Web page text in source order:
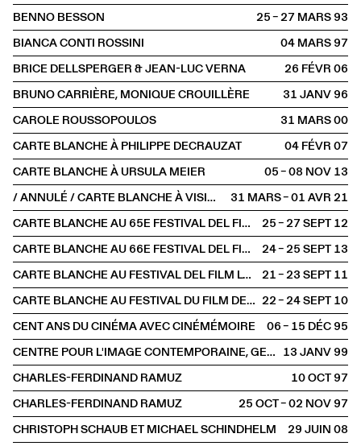
BENNO BESSON
25 – 27 MARS1993
BIANCA CONTI ROSSINI
04 MARS1997
BRICE DELLSPERGER & JEAN-LUC VERNA
26 FÉVR2006
BRUNO CARRIÈRE, MONIQUE CROUILLÈRE
31 JANV1996
CAROLE ROUSSOPOULOS
31 MARS2000
CARTE BLANCHE À PHILIPPE DECRAUZAT
04 FÉVR2007
CARTE BLANCHE À URSULA MEIER
05 – 08 NOV2013
/ ANNULÉ / CARTE BLANCHE À VISIONS DU RÉEL
31 MARS – 01 AVR2021
CARTE BLANCHE AU 65E FESTIVAL DEL FILM LOCARNO AU NOUVEAU LATINA
25 – 27 SEPT2012
CARTE BLANCHE AU 66E FESTIVAL DEL FILM LOCARNO AU NOUVEAU LATINA
24 – 25 SEPT2013
CARTE BLANCHE AU FESTIVAL DEL FILM LOCARNO
21 – 23 SEPT2011
CARTE BLANCHE AU FESTIVAL DU FILM DE LOCARNO 22 – 24 SEPT2010
CENT ANS DU CINÉMA AVEC CINÉMÉMOIRE
06 – 15 DÉC1995
CENTRE POUR L'IMAGE CONTEMPORAINE, GENÈVE 13 JANV1999
CHARLES-FERDINAND RAMUZ
10 OCT1997
CHARLES-FERDINAND RAMUZ
25 OCT – 02 NOV1997
CHRISTOPH SCHAUB ET MICHAEL SCHINDHELM
29 JUIN2008